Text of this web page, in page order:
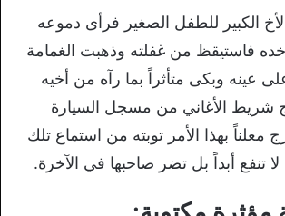
الكبير للطفل الصغير فرأى دموعه
فاستيقظ من غفلته وذهبت الغمامة
عينه وبكى متأثراً بما رآه من أخيه
شريط الأغاني من مسجل السيارة
معلناً بهذا الأمر توبته من استماع تلك
لا تنفع أبداً بل تضر صاحبها في الآخرة.